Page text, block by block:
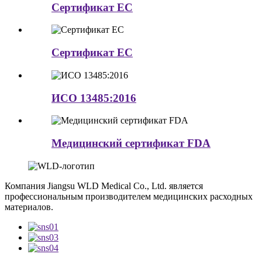
Сертификат ЕС
Сертификат ЕС
ИСО 13485:2016
Медицинский сертификат FDA
Компания Jiangsu WLD Medical Co., Ltd. является
профессиональным производителем медицинских расходных
материалов.